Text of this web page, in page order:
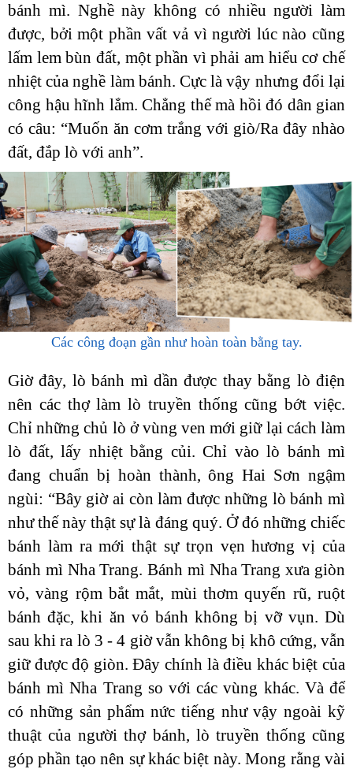
bánh mì. Nghề này không có nhiều người làm
được, bởi một phần vất vả vì người lúc nào cũng
lấm lem bùn đất, một phần vì phải am hiểu cơ chế
nhiệt của nghề làm bánh. Cực là vậy nhưng đổi lại
công hậu hĩnh lắm. Chẳng thế mà hồi đó dân gian
có câu: “Muốn ăn cơm trắng với giò/Ra đây nhào
đất, đắp lò với anh”.
Các công đoạn gần như hoàn toàn bằng tay.
Giờ đây, lò bánh mì dần được thay bằng lò điện
nên các thợ làm lò truyền thống cũng bớt việc.
Chỉ những chủ lò ở vùng ven mới giữ lại cách làm
lò đất, lấy nhiệt bằng củi. Chỉ vào lò bánh mì
đang chuẩn bị hoàn thành, ông Hai Sơn ngậm
ngùi: “Bây giờ ai còn làm được những lò bánh mì
như thế này thật sự là đáng quý. Ở đó những chiếc
bánh làm ra mới thật sự trọn vẹn hương vị của
bánh mì Nha Trang. Bánh mì Nha Trang xưa giòn
vỏ, vàng rộm bắt mắt, mùi thơm quyến rũ, ruột
bánh đặc, khi ăn vỏ bánh không bị vỡ vụn. Dù
sau khi ra lò 3 - 4 giờ vẫn không bị khô cứng, vẫn
giữ được độ giòn. Đây chính là điều khác biệt của
bánh mì Nha Trang so với các vùng khác. Và để
có những sản phẩm nức tiếng như vậy ngoài kỹ
thuật của người thợ bánh, lò truyền thống cũng
góp phần tạo nên sự khác biệt này. Mong rằng vài